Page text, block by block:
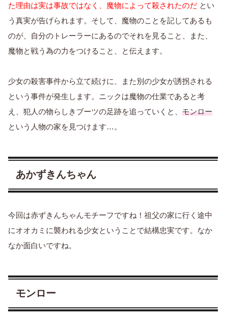
た理由は実は事故ではなく、魔物によって殺されたのだ とい
う真実が告げられます。そして、魔物のことを記してあるも
のが、自分のトレーラーにあるのでそれを見ること、また、
魔物と戦う為の力をつけること、と伝えます。
少女の殺害事件から立て続けに、また別の少女が誘拐される
という事件が発生します。ニックは魔物の仕業であると考
え、犯人の物らしきブーツの足跡を追っていくと、 モンロー
という人物の家を見つけます…。
あかずきんちゃん
今回は赤ずきんちゃんモチーフですね！祖父の家に行く途中
にオオカミに襲われる少女ということで結構忠実です。なか
なか面白いですね。
モンロー